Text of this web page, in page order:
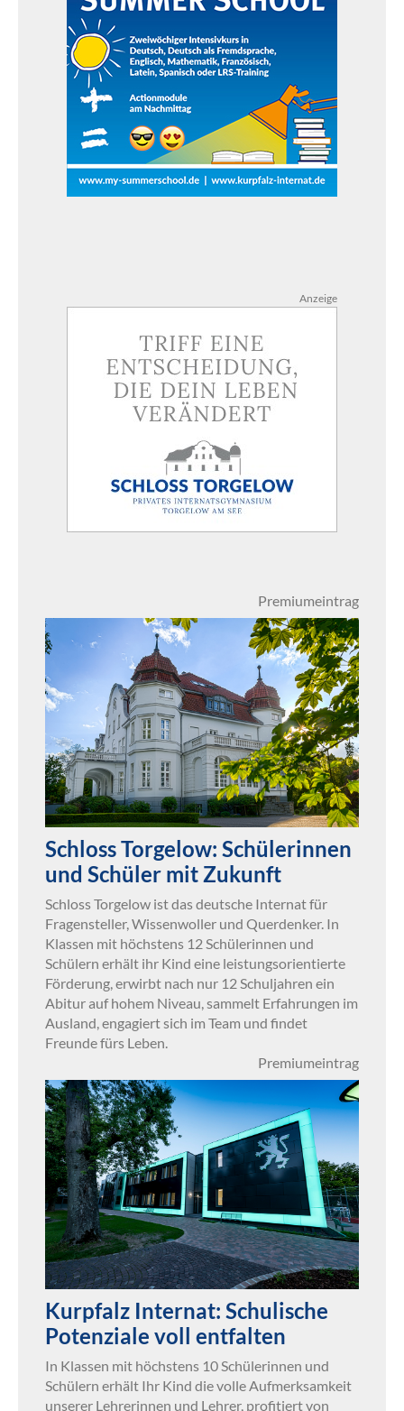
Anzeige
Premiumeintrag
Schloss Torgelow: Schülerinnen
und Schüler mit Zukunft
Schloss Torgelow ist das deutsche Internat für
Fragensteller, Wissenwoller und Querdenker. In
Klassen mit höchstens 12 Schülerinnen und
Schülern erhält ihr Kind eine leistungsorientierte
Förderung, erwirbt nach nur 12 Schuljahren ein
Abitur auf hohem Niveau, sammelt Erfahrungen im
Ausland, engagiert sich im Team und findet
Freunde fürs Leben.
Premiumeintrag
Kurpfalz Internat: Schulische
Potenziale voll entfalten
In Klassen mit höchstens 10 Schülerinnen und
Schülern erhält Ihr Kind die volle Aufmerksamkeit
unserer Lehrerinnen und Lehrer, profitiert von